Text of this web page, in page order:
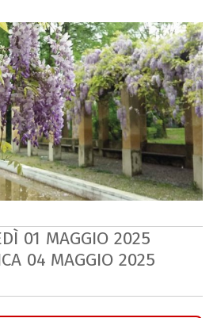
01 MAGGIO 2025
04 MAGGIO 2025